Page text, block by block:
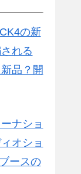
の新
れる
品？開
ナショ
オショ
ースの